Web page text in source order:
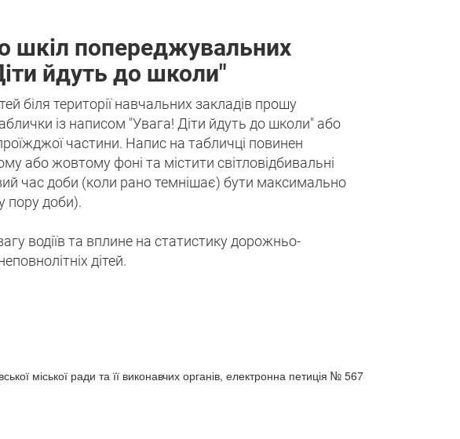
шкіл попереджувальних
йдуть до школи"
біля території навчальних закладів прошу
із написом "Увага! Діти йдуть до школи" або
частини. Напис на табличці повинен
або жовтому фоні та містити світловідбивальні
час доби (коли рано темнішає) бути максимально
пору доби).
водіїв та вплине на статистику дорожньо-
дітей.
міської ради та її виконавчих органів, електронна петиція № 567